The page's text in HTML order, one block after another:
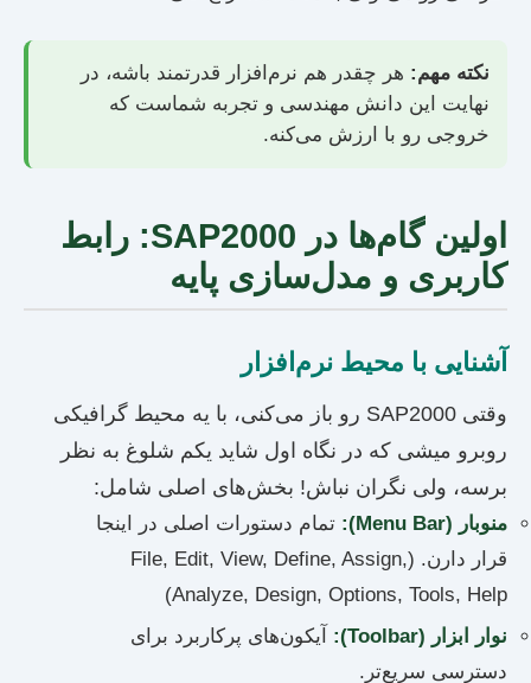
نکته مهم: هر چقدر هم نرم‌افزار قدرتمند باشه، در
نهایت این دانش مهندسی و تجربه شماست که
خروجی رو با ارزش می‌کنه.
اولین گام‌ها در SAP2000: رابط
کاربری و مدل‌سازی پایه
آشنایی با محیط نرم‌افزار
وقتی SAP2000 رو باز می‌کنی، با یه محیط گرافیکی
روبرو میشی که در نگاه اول شاید یکم شلوغ به نظر
برسه، ولی نگران نباش! بخش‌های اصلی شامل:
منوبار (Menu Bar):
تمام دستورات اصلی در اینجا
قرار دارن. (File, Edit, View, Define, Assign,
Analyze, Design, Options, Tools, Help)
نوار ابزار (Toolbar):
آیکون‌های پرکاربرد برای
دسترسی سریع‌تر.